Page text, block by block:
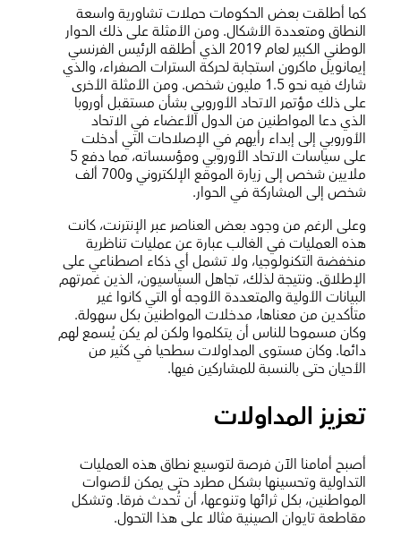
كما أطلقت بعض الحكومات حملات تشاورية واسعة
النطاق ومتعددة الأشكال. ومن الأمثلة على ذلك الحوار
الوطني الكبير لعام 2019 الذي أطلقه الرئيس الفرنسي
إيمانويل ماكرون استجابة لحركة السترات الصفراء، والذي
شارك فيه نحو 1.5 مليون شخص. ومن الأمثلة الأخرى
على ذلك مؤتمر الاتحاد الأوروبي بشأن مستقبل أوروبا
الذي دعا المواطنين من الدول الأعضاء في الاتحاد
الأوروبي إلى إبداء رأيهم في الإصلاحات التي أدخلت
على سياسات الاتحاد الأوروبي ومؤسساته، مما دفع 5
ملايين شخص إلى زيارة الموقع الإلكتروني و700 ألف
شخص إلى المشاركة في الحوار.
وعلى الرغم من وجود بعض العناصر عبر الإنترنت، كانت
هذه العمليات في الغالب عبارة عن عمليات تناظرية
منخفضة التكنولوجيا، ولا تشمل أي ذكاء اصطناعي على
الإطلاق. ونتيجة لذلك، تجاهل السياسيون، الذين غمرتهم
البيانات الأولية والمتعددة الأوجه أو التي كانوا غير
متأكدين من معناها، مدخلات المواطنين بكل سهولة.
وكان مسموحا للناس أن يتكلموا ولكن لم يكن يُسمع لهم
دائما. وكان مستوى المداولات سطحيا في كثير من
الأحيان حتى بالنسبة للمشاركين فيها.
تعزيز المداولات
أصبح أمامنا الآن فرصة لتوسيع نطاق هذه العمليات
التداولية وتحسينها بشكل مطرد حتى يمكن لأصوات
المواطنين، بكل ثرائها وتنوعها، أن تُحدث فرقا. وتشكل
مقاطعة تايوان الصينية مثالا على هذا التحول.